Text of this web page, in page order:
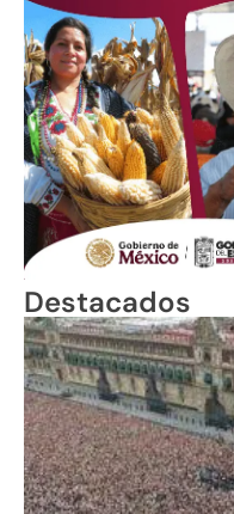
Destacados